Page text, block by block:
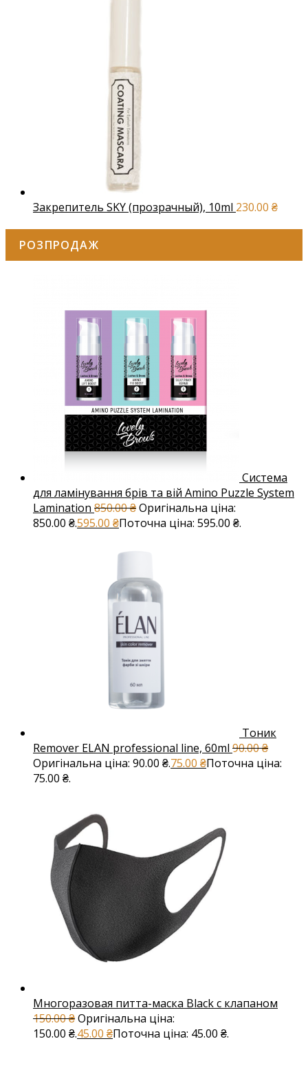
Закрепитель SKY (прозрачный), 10ml 230.00 ₴
РОЗПРОДАЖ
Система
для ламінування брів та вій Amino Puzzle System
Lamination 850.00₴Оригінальна ціна:
850.00 ₴.595.00 ₴Поточна ціна: 595.00 ₴.
Тоник
Remover ELAN professional line, 60ml 90.00₴
Оригінальна ціна: 90.00 ₴.75.00 ₴Поточна ціна:
75.00 ₴.
Многоразовая питта-маска Black с клапаном
150.00₴Оригінальна ціна:
150.00 ₴.45.00 ₴Поточна ціна: 45.00 ₴.